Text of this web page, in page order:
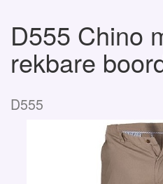
D555 Chino
rekbare
D555